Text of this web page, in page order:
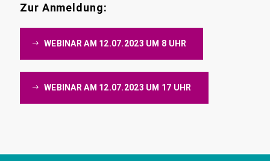
Zur Anmeldung:
WEBINAR AM 12.07.2023 UM 8 UHR
WEBINAR AM 12.07.2023 UM 17 UHR